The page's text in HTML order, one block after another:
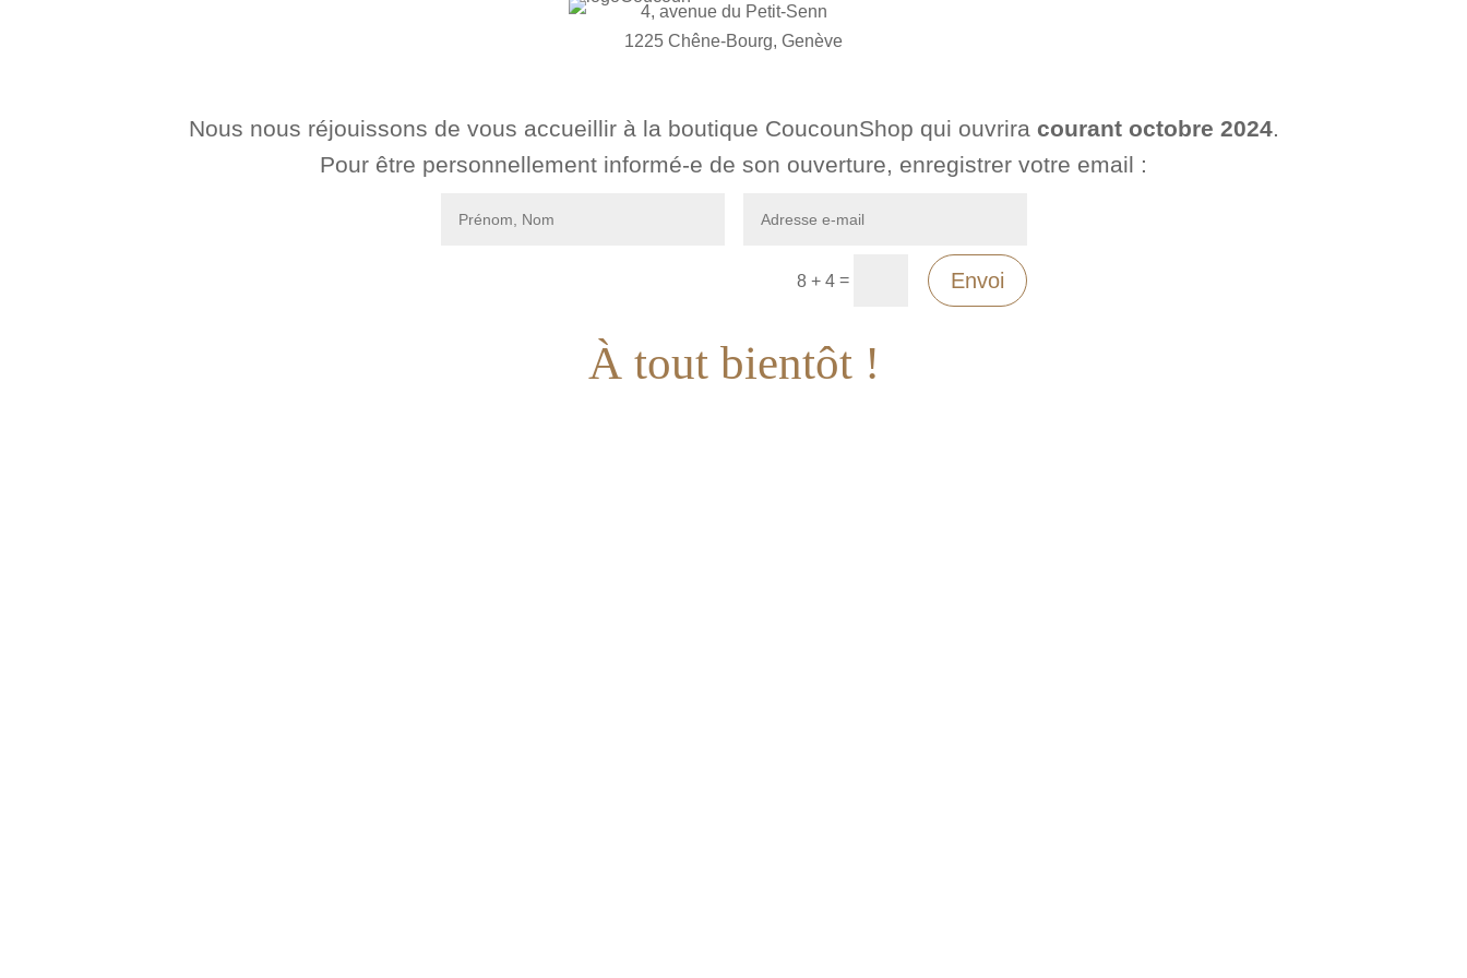
4, avenue du Petit-Senn
1225 Chêne-Bourg, Genève
Nous nous réjouissons de vous accueillir à la boutique CoucounShop qui ouvrira courant octobre 2024.
Pour être personnellement informé-e de son ouverture, enregistrer votre email :
8 + 4= Envoi
À tout bientôt !